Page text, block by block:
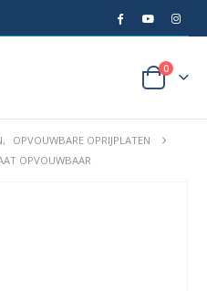
0
,
OPVOUWBARE OPRIJPLATEN
OPVOUWBAAR